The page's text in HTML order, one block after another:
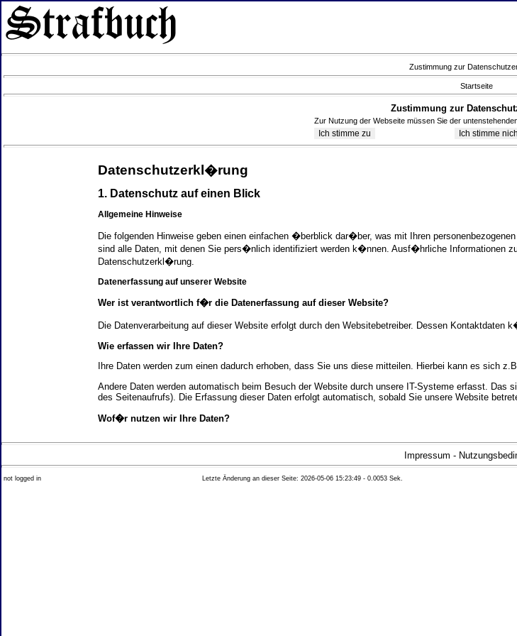
Zustimmung zur
Startseite
Zustimmung zur
Zur Nutzung der Webseite müssen Sie der
Datenschutzerkl�rung
1. Datenschutz auf einen Blick
Allgemeine Hinweise
Die folgenden Hinweise geben einen einfachen �berblick dar�ber, was mit Ihren
sind alle Daten, mit denen Sie pers�nlich identifiziert werden k�nnen. Ausf�hrliche Informationen
Datenschutzerkl�rung.
Datenerfassung auf unserer Website
Wer ist verantwortlich f�r die Datenerfassung auf dieser Website?
Die Datenverarbeitung auf dieser Website erfolgt durch den Websitebetreiber. Dessen Kontaktdaten
Wie erfassen wir Ihre Daten?
Ihre Daten werden zum einen dadurch erhoben, dass Sie uns diese mitteilen. Hierbei kann es sich
Andere Daten werden automatisch beim Besuch der Website durch unsere IT-Systeme erfasst.
des Seitenaufrufs). Die Erfassung dieser Daten erfolgt automatisch, sobald Sie unsere Website
Wof�r nutzen wir Ihre Daten?
Ein Teil der Daten wird erhoben, um eine fehlerfreie Bereitstellung der Website zu gew�hrleisten.
Welche Rechte haben Sie bez�glich Ihrer Daten?
Sie haben jederzeit das Recht unentgeltlich Auskunft �ber Herkunft, Empf�nger und Zweck Ihrer
Impressum -
not logged in Letzte Änderung an dieser Seite: 2026-05-06 15:23:49 - 0.0053 Sek.